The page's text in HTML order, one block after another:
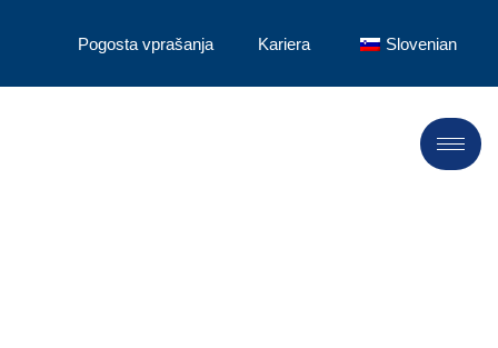
Pogosta vprašanja Kariera Slovenian